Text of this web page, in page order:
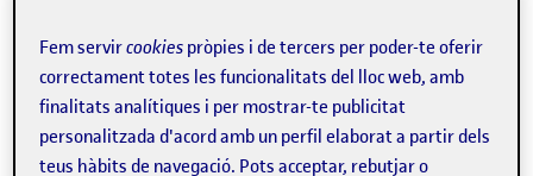
Marco Calabria
Professor delsEstudis de Ciències de la Salut
Fem servircookies pròpies i de tercers per poder-te oferir
correctament totes les funcionalitats del lloc web, amb
finalitats analítiques i per mostrar-te publicitat
personalitzada d'acord amb un perfil elaborat a partir dels
teus hàbits de navegació. Pots acceptar, rebutjar o